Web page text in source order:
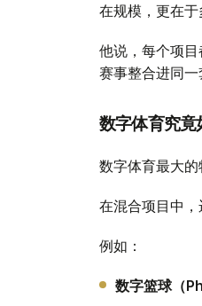
在规模，更在于
他说，每个项
赛事整合进同一
数字体育究竟
数字体育最大的
在混合项目中
例如：
数字篮球（